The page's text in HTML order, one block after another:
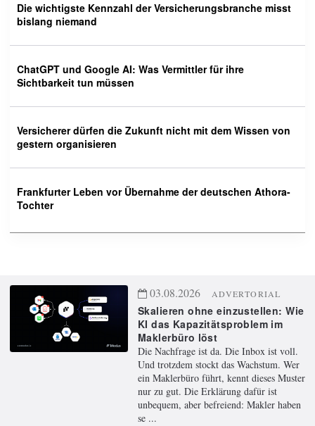
Die wichtigste Kennzahl der Versicherungsbranche misst
bislang niemand
ChatGPT und Google AI: Was Vermittler für ihre
Sichtbarkeit tun müssen
Versicherer dürfen die Zukunft nicht mit dem Wissen von
gestern organisieren
Frankfurter Leben vor Übernahme der deutschen Athora-
Tochter
03.08.2026 ADVERTORIAL
Skalieren ohne einzustellen: Wie
KI das Kapazitätsproblem im
Maklerbüro löst
Die Nachfrage ist da. Die Inbox ist voll.
Und trotzdem stockt das Wachstum. Wer
ein Maklerbüro führt, kennt dieses Muster
nur zu gut. Die Erklärung dafür ist
unbequem, aber befreiend: Makler haben
se ...